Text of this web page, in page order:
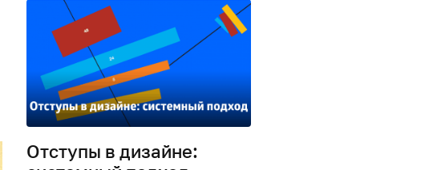
Отступы в дизайне: